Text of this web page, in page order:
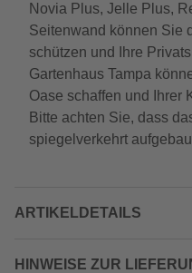
Novia Plus, Jelle Plus,
Seitenwand können Sie
schützen und Ihre
Gartenhaus Tampa
Oase schaffen und Ihrer
Bitte achten Sie, dass
spiegelverkehrt
ARTIKELDETAILS
HINWEISE ZUR